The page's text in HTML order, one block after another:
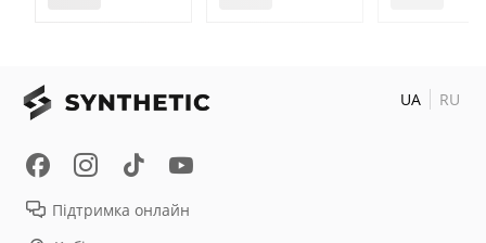
Підтримка онлайн
UA RU